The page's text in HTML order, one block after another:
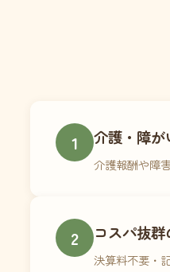
1 介護・障
介護報酬や障
2 コスパ抜
決算料不要・